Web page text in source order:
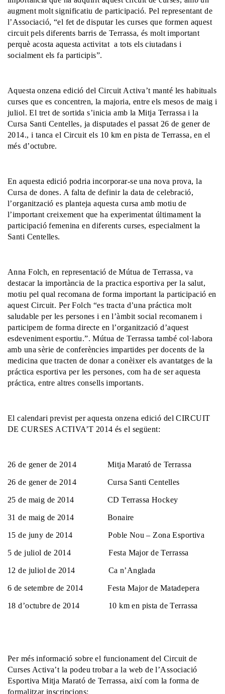
augment molt significatiu de participació. Pel representant de
l’Associació, “el fet de disputar les curses que formen aquest
circuit pels diferents barris de Terrassa, és molt important
perquè acosta aquesta activitat a tots els ciutadans i
socialment els fa participis”.
Aquesta onzena edició del Circuit Activa’t manté les habituals
curses que es concentren, la majoria, entre els mesos de maig i
juliol. El tret de sortida s’inicia amb la Mitja Terrassa i la
Cursa Santi Centelles, ja disputades el passat 26 de gener de
2014., i tanca el Circuit els 10 km en pista de Terrassa, en el
més d’octubre.
En aquesta edició podria incorporar-se una nova prova, la
Cursa de dones. A falta de definir la data de celebració,
l’organització es planteja aquesta cursa amb motiu de
l’important creixement que ha experimentat últimament la
participació femenina en diferents curses, especialment la
Santi Centelles.
Anna Folch, en representació de Mútua de Terrassa, va
destacar la importància de la practica esportiva per la salut,
motiu pel qual recomana de forma important la participació en
aquest Circuit. Per Folch “es tracta d’una práctica molt
saludable per les persones i en l’àmbit social recomanem i
participem de forma directe en l’organització d’aquest
esdeveniment esportiu.”. Mútua de Terrassa també col·labora
amb una sèrie de conferències impartides per docents de la
medicina que tracten de donar a conèixer els avantatges de la
práctica esportiva per les persones, com ha de ser aquesta
práctica, entre altres consells importants.
El calendari previst per aquesta onzena edició del CIRCUIT
DE CURSES ACTIVA’T 2014 és el següent:
26 de gener de 2014 Mitja Marató de Terrassa
26 de gener de 2014 Cursa Santi Centelles
25 de maig de 2014 CD Terrassa Hockey
31 de maig de 2014 Bonaire
15 de juny de 2014 Poble Nou – Zona Esportiva
5 de juliol de 2014 Festa Major de Terrassa
12 de juliol de 2014 Ca n’Anglada
6 de setembre de 2014 Festa Major de Matadepera
18 d’octubre de 2014 10 km en pista de Terrassa
Per més informació sobre el funcionament del Circuit de
Curses Activa’t la podeu trobar a la web de l’Associació
Esportiva Mitja Marató de Terrassa, així com la forma de
formalitzar inscripcions: